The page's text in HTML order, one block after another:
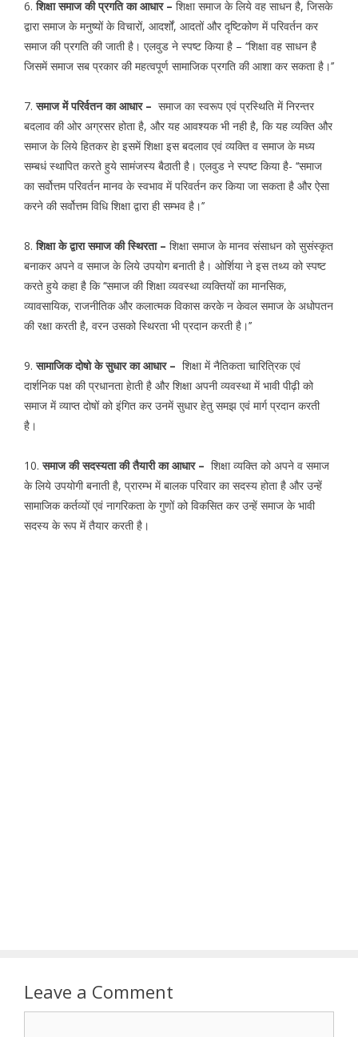
6.शिक्षा समाज की प्रगति का आधार – शिक्षा समाज के लिये वह साधन है, जिसके
द्वारा समाज के मनुष्यों के विचारों, आदर्शों, आदतों और दृष्टिकोण में परिवर्तन कर
समाज की प्रगति की जाती है। एलवुड ने स्पष्ट किया है – ‘‘शिक्षा वह साधन है
जिसमें समाज सब प्रकार की महत्वपूर्ण सामाजिक प्रगति की आशा कर सकता है।’’
7.समाज में परिर्वतन का आधार – समाज का स्वरूप एवं प्रस्थिति में निरन्तर
बदलाव की ओर अग्रसर होता है, और यह आवश्यक भी नही है, कि यह व्यक्ति और
समाज के लिये हितकर हेा इसमें शिक्षा इस बदलाव एवं व्यक्ति व समाज के मध्य
सम्बधं स्थापित करते हुये सामंजस्य बैठाती है। एलवुड ने स्पष्ट किया है- ‘‘समाज
का सर्वोत्तम परिवर्तन मानव के स्वभाव में परिवर्तन कर किया जा सकता है और ऐसा
करने की सर्वोत्तम विधि शिक्षा द्वारा ही सम्भव है।’’
8.शिक्षा के द्वारा समाज की स्थिरता – शिक्षा समाज के मानव संसाधन को सुसंस्कृत
बनाकर अपने व समाज के लिये उपयोग बनाती है। ओर्शिया ने इस तथ्य को स्पष्ट
करते हुये कहा है कि ‘‘समाज की शिक्षा व्यवस्था व्यक्तियों का मानसिक,
व्यावसायिक, राजनीतिक और कलात्मक विकास करके न केवल समाज के अधोपतन
की रक्षा करती है, वरन उसको स्थिरता भी प्रदान करती है।’’
9.सामाजिक दोषो के सुधार का आधार – शिक्षा में नैतिकता चारित्रिक एवं
दार्शनिक पक्ष की प्रधानता हेाती है और शिक्षा अपनी व्यवस्था में भावी पीढ़ी को
समाज में व्याप्त दोषों को इंगित कर उनमें सुधार हेतु समझ एवं मार्ग प्रदान करती
है।
10.समाज की सदस्यता की तैयारी का आधार – शिक्षा व्यक्ति को अपने व समाज
के लिये उपयोगी बनाती है, प्रारम्भ में बालक परिवार का सदस्य होता है और उन्हें
सामाजिक कर्तव्यों एवं नागरिकता के गुणों को विकसित कर उन्हें समाज के भावी
सदस्य के रूप में तैयार करती है।
Leave a Comment